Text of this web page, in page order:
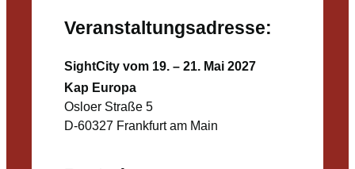
Veranstaltungsadresse:
SightCity vom 19. – 21. Mai 2027
Kap Europa
Osloer Straße 5
D-60327 Frankfurt am Main